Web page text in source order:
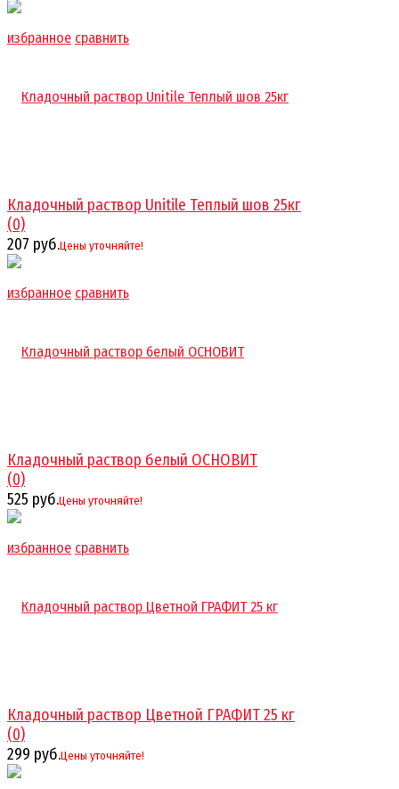
избранное сравнить
избранное сравнить
Кладочный раствор Unitile Теплый шов 25кг
(0)
207 руб.Цены уточняйте!
избранное сравнить
Кладочный раствор белый ОСНОВИТ
(0)
525 руб.Цены уточняйте!
Кладочный раствор Цветной ГРАФИТ 25 кг
(0)
299 руб.Цены уточняйте!